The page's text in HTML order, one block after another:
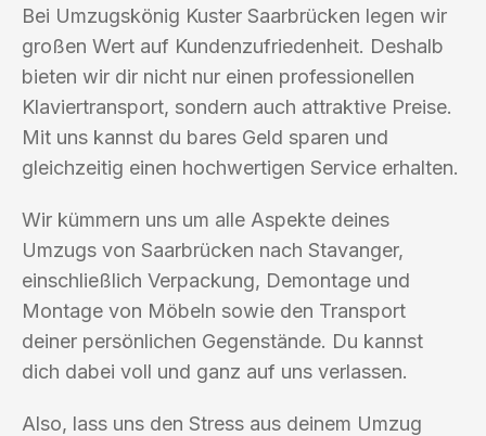
Bei Umzugskönig Kuster Saarbrücken legen wir
großen Wert auf Kundenzufriedenheit. Deshalb
bieten wir dir nicht nur einen professionellen
Klaviertransport, sondern auch attraktive Preise.
Mit uns kannst du bares Geld sparen und
gleichzeitig einen hochwertigen Service erhalten.
Wir kümmern uns um alle Aspekte deines
Umzugs von Saarbrücken nach Stavanger,
einschließlich Verpackung, Demontage und
Montage von Möbeln sowie den Transport
deiner persönlichen Gegenstände. Du kannst
dich dabei voll und ganz auf uns verlassen.
Also, lass uns den Stress aus deinem Umzug